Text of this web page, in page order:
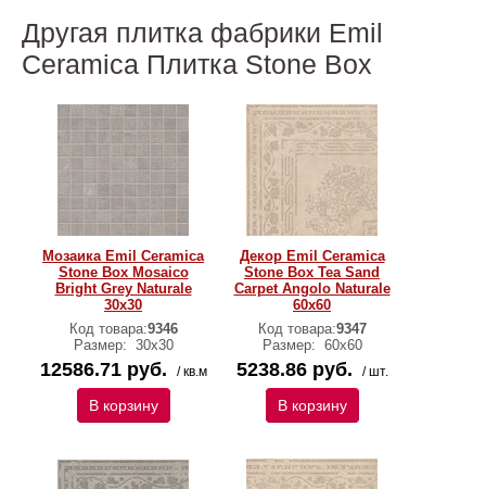
Другая плитка фабрики Emil
Ceramica Плитка Stone Box
Мозаика Emil Ceramica
Stone Box Mosaico
Bright Grey Naturale
30х30
Код товара:9346
Размер: 30х30
12586.71 руб. / кв.м
В корзину
Декор Emil Ceramica
Stone Box Tea Sand
Carpet Angolo Naturale
60х60
Код товара:9347
Размер: 60х60
5238.86 руб. / шт.
В корзину